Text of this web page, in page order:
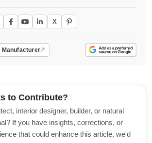
X
Manufacturer
to Contribute?
interior designer, builder, or natural
If you have insights, corrections, or
that could enhance this article, we'd